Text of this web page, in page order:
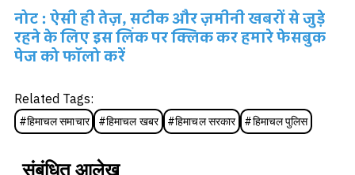
नोट : ऐसी ही तेज़, सटीक और ज़मीनी खबरों से जुड़े
रहने के लिए इस लिंक पर क्लिक कर हमारे फेसबुक
पेज को फॉलो करें
Related Tags:
#हिमाचल समाचार #हिमाचल खबर #हिमाचल सरकार #हिमाचल पुलिस
संबंधित आलेख